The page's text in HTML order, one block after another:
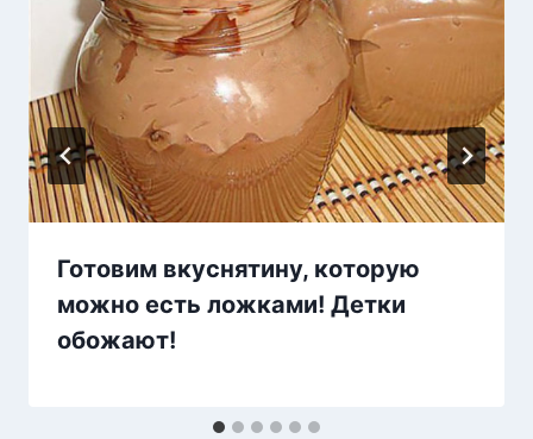
Готовим вкуснятину, которую
можно есть ложками! Детки
обожают!